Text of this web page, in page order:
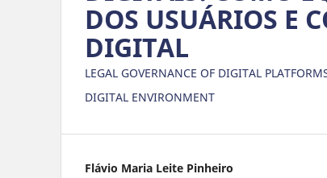
DOS USUÁRIOS E
DIGITAL
LEGAL GOVERNANCE OF DIGITAL
DIGITAL ENVIRONMENT
Flávio Maria Leite Pinheiro